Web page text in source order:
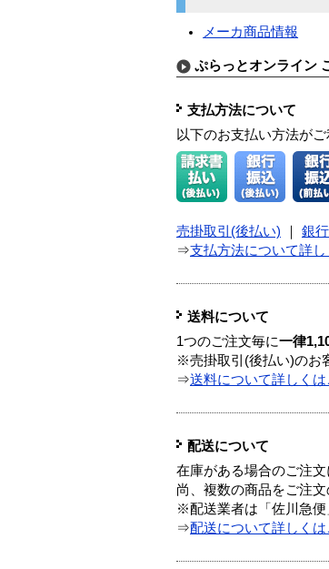
メーカ商品情報
ぷらっとオンライン
支払方法について
以下のお支払い方法がご
売掛取引(後払い) 銀
⇒支払方法について詳し
送料について
1つのご注文毎に一律
※売掛取引(後払い)のお
⇒送料について詳しくは
配送について
在庫がある場合のご注
尚、複数の商品をご注
※配送業者は「佐川急便
⇒配送について詳しくは